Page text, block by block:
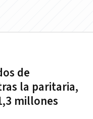
de
la paritaria,
millones